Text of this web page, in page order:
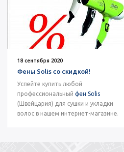
18 сентября 2020
Фены Solis со скидкой!
Успейте купить любой
профессиональный фен Solis
(Швейцария) для сушки и укладки
волос в нашем интернет-магазине.